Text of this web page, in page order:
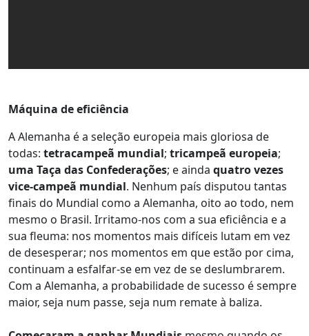
Máquina de eficiência
A Alemanha é a seleção europeia mais gloriosa de
todas: tetracampeã mundial; tricampeã europeia;
uma Taça das Confederações; e ainda quatro vezes
vice-campeã mundial. Nenhum país disputou tantas
finais do Mundial como a Alemanha, oito ao todo, nem
mesmo o Brasil. Irritamo-nos com a sua eficiência e a
sua fleuma: nos momentos mais difíceis lutam em vez
de desesperar; nos momentos em que estão por cima,
continuam a esfalfar-se em vez de se deslumbrarem.
Com a Alemanha, a probabilidade de sucesso é sempre
maior, seja num passe, seja num remate à baliza.